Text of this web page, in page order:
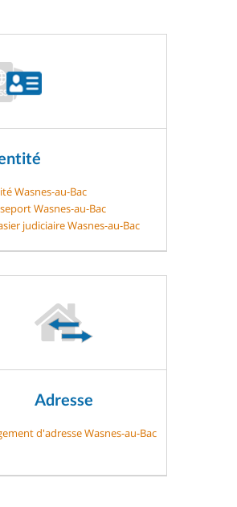
Wasnes-au-Bac
Wasnes-au-Bac
judiciaire Wasnes-au-Bac
Adresse
d'adresse Wasnes-au-Bac